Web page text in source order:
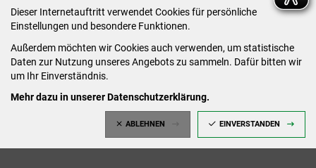
Dieser Internetauftritt verwendet Cookies für persönliche
Einstellungen und besondere Funktionen.
Außerdem möchten wir Cookies auch verwenden, um statistische
Daten zur Nutzung unseres Angebots zu sammeln. Dafür bitten wir
um Ihr Einverständnis.
Mehr dazu in unserer Datenschutzerklärung.
ABLEHNEN EINVERSTANDEN
Montag: 09:00-12:00 /14:00-15:00 Uhr
Dienstag: 09:00-12:00 /14:00-16:00 Uhr
Mittwoch: 09:00 - 12:00 Uhr (nach vorheriger
Donnerstag: 09:00-12:00 /14:00-18:00 Uhr
Freitag: 09:00-12:00 Uhr